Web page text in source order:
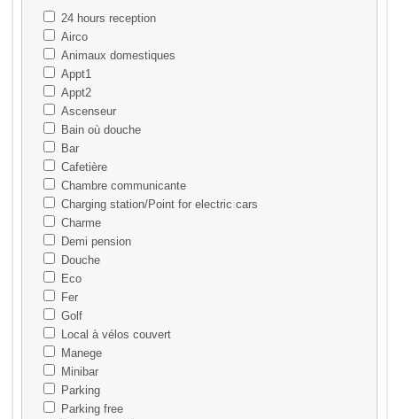
24 hours reception
Airco
Animaux domestiques
Appt1
Appt2
Ascenseur
Bain où douche
Bar
Cafetière
Chambre communicante
Charging station/Point for electric cars
Charme
Demi pension
Douche
Eco
Fer
Golf
Local à vélos couvert
Manege
Minibar
Parking
Parking free